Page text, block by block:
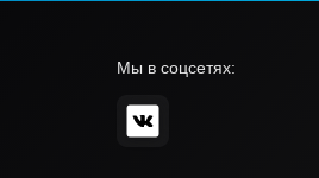
Мы в соцсетях: